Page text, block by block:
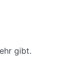
gibt.